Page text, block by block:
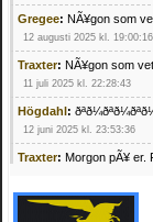
Gregee: NÃ¥gon som
12 augusti 2025 kl. 19:00:16
Traxter: NÃ¥gon som
11 juli 2025 kl. 22:28:43
Högdahl:
12 juni 2025 kl. 23:53:36
Traxter: Morgon pÃ¥ er.
Mrhandsome:SÃ¶ker